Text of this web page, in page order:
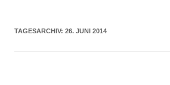
TAGESARCHIV: 26. JUNI 2014